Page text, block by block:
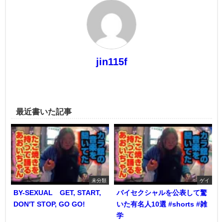
jin115f
最近書いた記事
未分類
BY-SEXUAL GET, START,
DON'T STOP, GO GO!
ゲイ
バイセクシャルを公表して驚
いた有名人10選 #shorts #雑
学